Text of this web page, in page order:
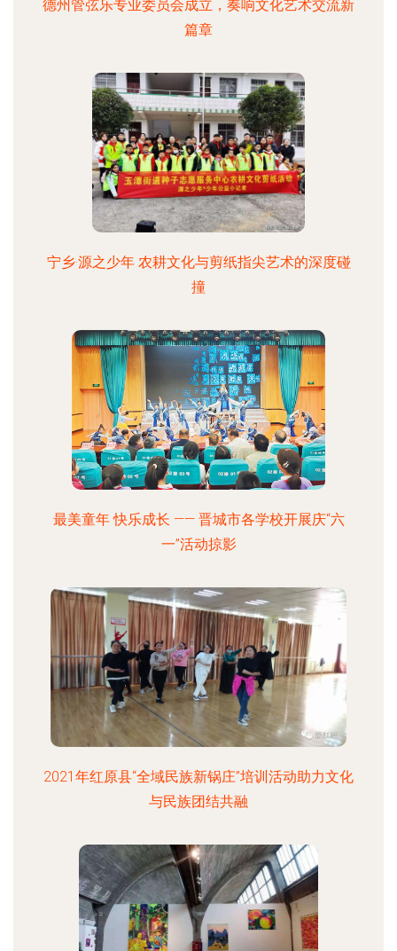
德州管弦乐专业委员会成立，奏响文化艺术交流新
篇章
宁乡·源之少年 农耕文化与剪纸指尖艺术的深度碰
撞
最美童年 快乐成长 —— 晋城市各学校开展庆“六
一”活动掠影
2021年红原县“全域民族新锅庄”培训活动助力文化
与民族团结共融